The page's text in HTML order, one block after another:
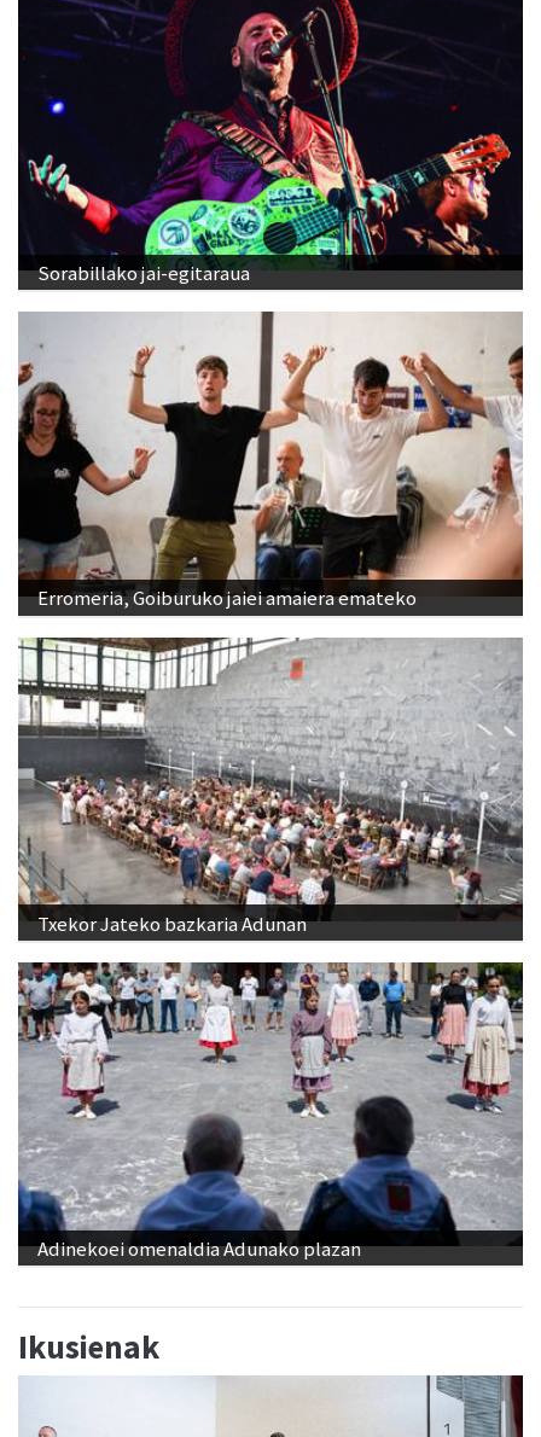
Sorabillako jai-egitaraua
Erromeria, Goiburuko jaiei amaiera emateko
Txekor Jateko bazkaria Adunan
Adinekoei omenaldia Adunako plazan
Ikusienak